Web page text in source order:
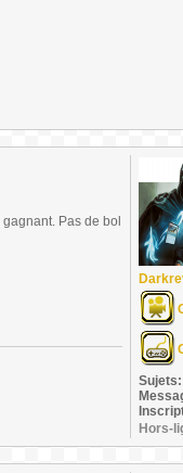
Pas de bol
Hors-